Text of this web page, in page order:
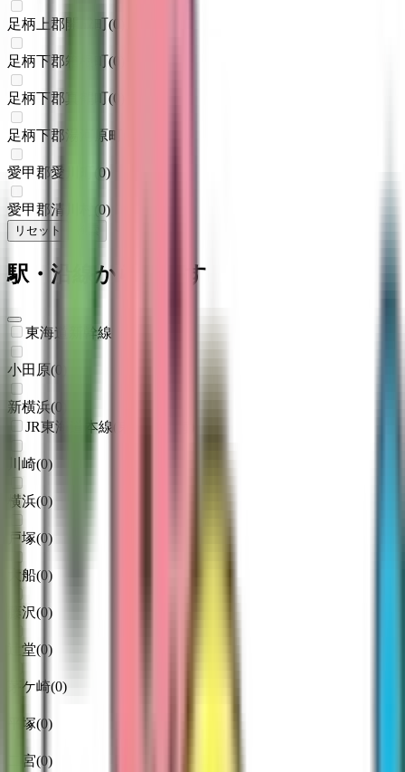
足柄上郡開成町(0
足柄下郡箱根町(0
足柄下郡真鶴町(0
足柄下郡湯河原町
愛甲郡愛川町 0)
愛甲郡清川村 0)
リセット
駅・沿線からさがす
東海道新幹線
小田原(0
新横浜(0
JR東海道本線(東京～熱海)
川崎(0)
横浜(0)
戸塚(0)
大船(0)
藤沢(0)
辻堂(0)
茅ケ崎(0)
平塚(0)
二宮(0)